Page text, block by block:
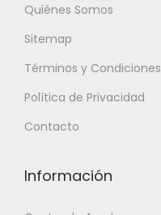
Quiénes Somos
Sitemap
Términos y Condiciones
Política de Privacidad
Contacto
Información